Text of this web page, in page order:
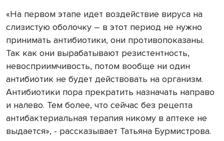
«На первом этапе идет воздействие вируса на
слизистую оболочку – в этот период не нужно
принимать антибиотики, они противопоказаны.
Так как они вырабатывают резистентность,
невосприимчивость, потом вообще ни один
антибиотик не будет действовать на организм.
Антибиотики пора прекратить назначать направо
и налево. Тем более, что сейчас без рецепта
антибактериальная терапия никому в аптеке не
выдается», - рассказывает Татьяна Бурмистрова.